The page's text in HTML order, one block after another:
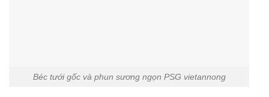
Béc tưới gốc và phun sương ngọn PSG vietannong